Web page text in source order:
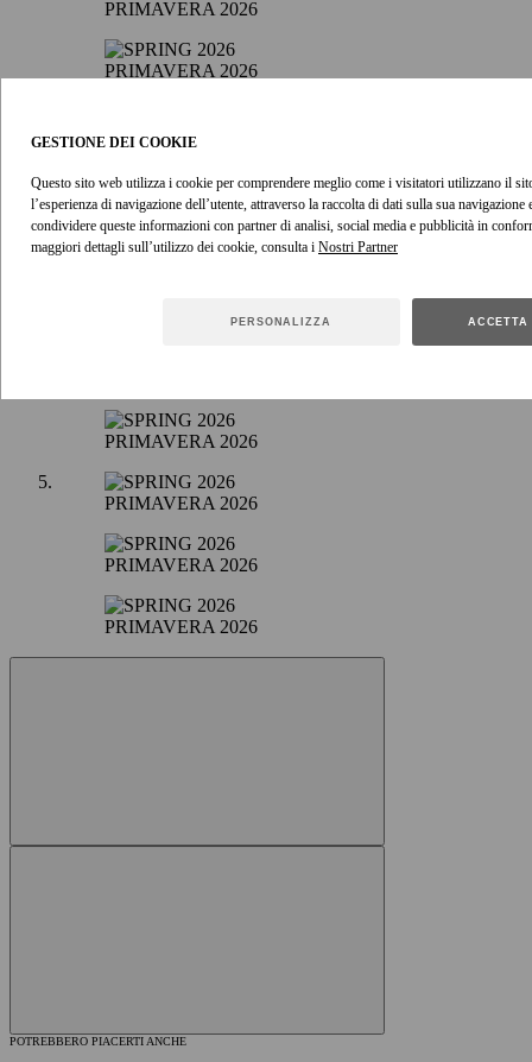
GESTIONE DEI COOKIE
Questo sito web utilizza i cookie per comprendere meglio come i visitatori utilizzano il
l’esperienza di navigazione dell’utente, attraverso la raccolta di dati sulla sua
condividere queste informazioni con partner di analisi, social media e pubblicità in
maggiori dettagli sull’utilizzo dei cookie, consulta i
PERSONALIZZA
PRIMAVERA 2026
PRIMAVERA 2026
PRIMAVERA 2026
PRIMAVERA 2026
PRIMAVERA 2026
PRIMAVERA 2026
PRIMAVERA 2026
PRIMAVERA 2026
PRIMAVERA 2026
PRIMAVERA 2026
POTREBBERO PIACERTI ANCHE